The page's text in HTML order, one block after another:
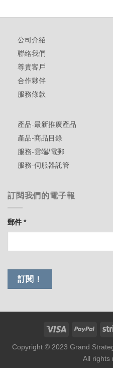
公司介紹
聯絡我們
尊貴客戶
合作夥伴
服務條款
產品-最新推廣產品
產品-商品目錄
服務-雲端/電郵
服務-伺服器託管
訂閱我們的電子報
郵件*
Copyright © 2023 Grand
All rights